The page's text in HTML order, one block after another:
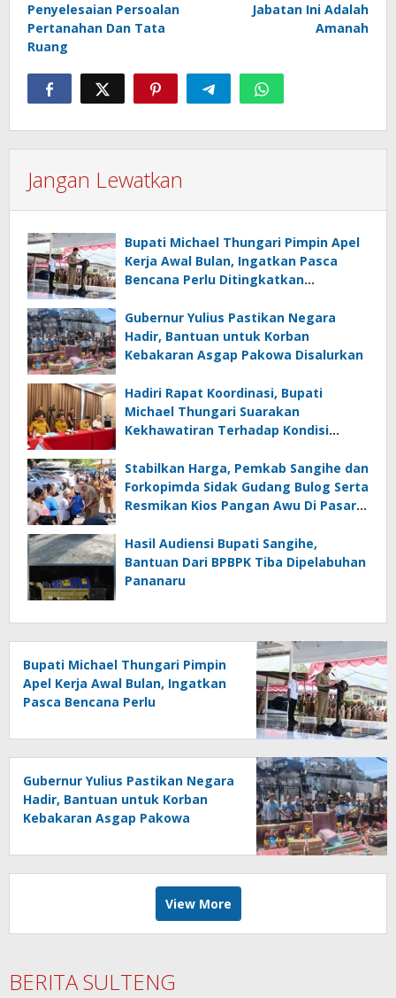
Penyelesaian Persoalan
Pertanahan Dan Tata
Ruang
Jabatan Ini Adalah
Amanah
Jangan Lewatkan
Bupati Michael Thungari Pimpin Apel
Kerja Awal Bulan, Ingatkan Pasca
Bencana Perlu Ditingkatkan
Berkoordinasi
Gubernur Yulius Pastikan Negara
Hadir, Bantuan untuk Korban
Kebakaran Asgap Pakowa Disalurkan
Hadiri Rapat Koordinasi, Bupati
Michael Thungari Suarakan
Kekhawatiran Terhadap Kondisi
Stabilkan Harga, Pemkab Sangihe dan
Forkopimda Sidak Gudang Bulog Serta
Resmikan Kios Pangan Awu Di Pasar
Hasil Audiensi Bupati Sangihe,
Bantuan Dari BPBPK Tiba Dipelabuhan
Pananaru
Bupati Michael Thungari Pimpin
Apel Kerja Awal Bulan, Ingatkan
Pasca Bencana Perlu
dan Tetap Berkoordinasi
Gubernur Yulius Pastikan Negara
Hadir, Bantuan untuk Korban
Kebakaran Asgap Pakowa
View More
BERITA SULTENG